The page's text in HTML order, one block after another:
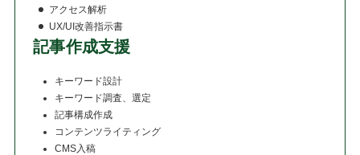
アクセス解析
UX/UI改善指示書
記事作成支援
キーワード設計
キーワード調査、選定
記事構成作成
コンテンツライティング
CMS入稿